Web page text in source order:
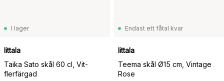
I lager
Iittala
Taika Sato skål 60 cl, Vit-
flerfärgad
Endast ett fåtal kvar
Iittala
Teema skål Ø15 cm, Vintage
Rose